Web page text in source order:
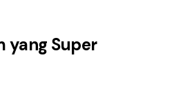
yang Super